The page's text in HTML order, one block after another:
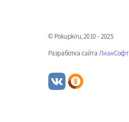
© Pokupkiru, 2010 - 2025
Разработка сайта ЛианСофт